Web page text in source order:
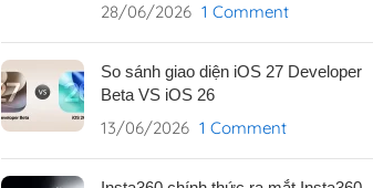
28/06/2026 1 Comment
So sánh giao diện iOS 27 Developer
Beta VS iOS 26
13/06/2026 1 Comment